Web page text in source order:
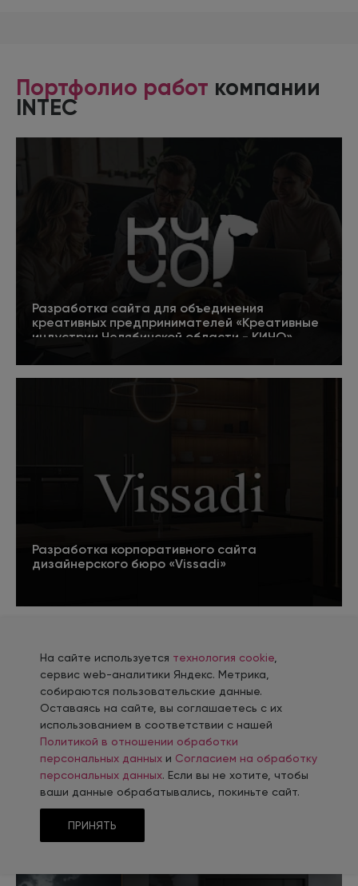
Портфолио работ компании
INTEC
Разработка сайта для объединения
креативных предпринимателей «Креативные
индустрии Челябинской области - КИЧО»
Подробнее 5
Разработка корпоративного сайта
дизайнерского бюро «Vissadi»
Подробнее
Разработка сайта для федерального
2024»
На сайте используется технология cookie
сервис web-аналитики Яндекс. Метрика,
собираются пользовательские данные.
Оставаясь на сайте, вы соглашаетесь с их
использованием в соответствии с нашей
Политикой в отношении обработки
персональных данных и Согласием на обработку
персональных данных. Если вы не хотите, чтобы
ваши данные обрабатывались, покиньте сайт.
ПРИНЯТЬ